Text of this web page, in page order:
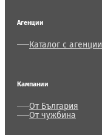
Агенции
Каталог с агенции
Кампании
От България
От чужбина